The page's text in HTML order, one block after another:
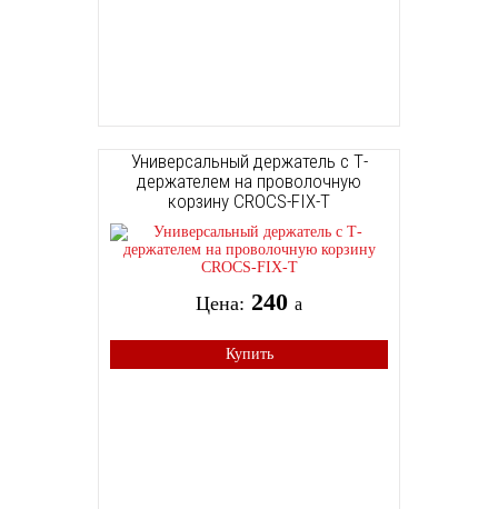
Универсальный держатель с Т-
держателем на проволочную
корзину CROCS-FIX-Т
Цена: 240 a
Купить